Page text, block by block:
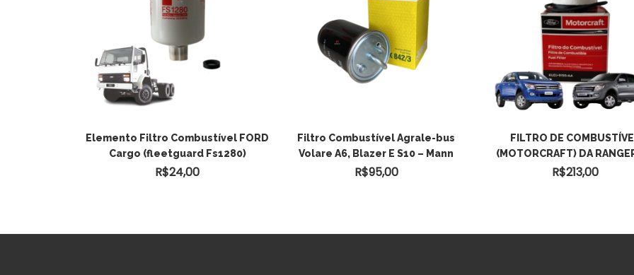
Elemento Filtro Combustível FORD
Cargo (fleetguard Fs1280)
R$24,00
Filtro Combustível Agrale-bus
Volare A6, Blazer E S10 – Mann
R$95,00
ADICIONAR AO
CARRINHO
FILTRO DE
(MOTORCRAFT) DA
R$213,00